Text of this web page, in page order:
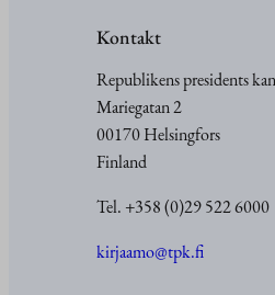
Kontakt
Republikens presidents
Mariegatan 2
00170 Helsingfors
Finland
Tel. +358 (0)29 522 6000
kirjaamo@tpk.fi